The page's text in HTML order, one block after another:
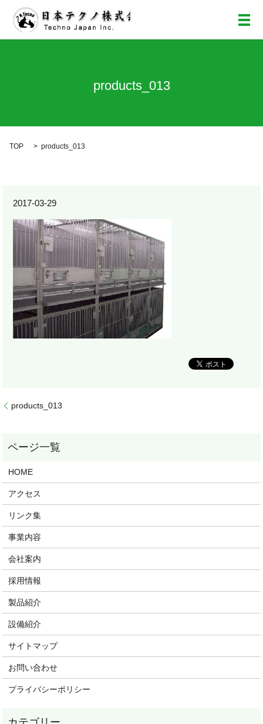
メ
products_013
TOP products_013
2017-03-29
products_013
HOME
アクセス
リンク集
事業内容
会社案内
採用情報
製品紹介
設備紹介
サイトマップ
お問い合わせ
プライバシーポリシー